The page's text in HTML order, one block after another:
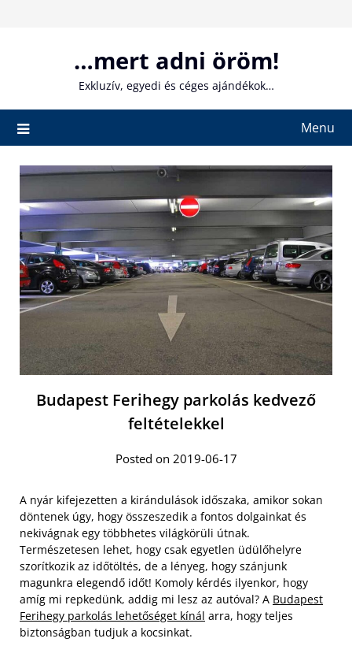
…mert adni öröm!
Exkluzív, egyedi és céges ajándékok…
Menu
Budapest Ferihegy parkolás kedvező
feltételekkel
Posted on 2019-06-17
A nyár kifejezetten a kirándulások időszaka, amikor sokan
döntenek úgy, hogy összeszedik a fontos dolgainkat és
nekivágnak egy többhetes világkörüli útnak.
Természetesen lehet, hogy csak egyetlen üdülőhelyre
szorítkozik az időtöltés, de a lényeg, hogy szánjunk
magunkra elegendő időt! Komoly kérdés ilyenkor, hogy
amíg mi repkedünk, addig mi lesz az autóval? A Budapest
Ferihegy parkolás lehetőséget kínál arra, hogy teljes
biztonságban tudjuk a kocsinkat.